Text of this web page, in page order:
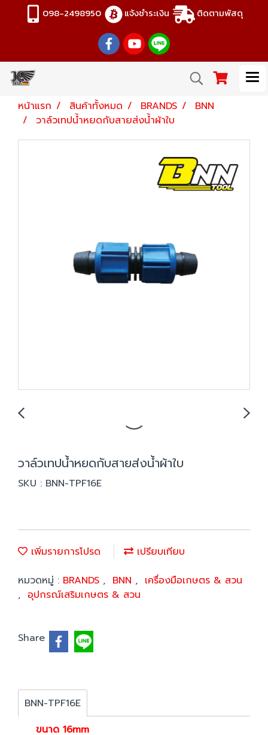
098-2498950 แจ้งชำระเงิน ติดตามพัสดุ
หน้าแรก สินค้าทั้งหมด BRANDS
BNN
วาล์วเทปน้ำหยดกับสายส่งน้ำผ้าใบ
วาล์วเทปน้ำหยดกับสายส่งน้ำผ้าใบ
SKU : BNN-TPF16E
เพิ่มรายการโปรด
เปรียบเทียบ
หมวดหมู่ : BRANDS , BNN , เครื่องมือเกษตร & สวน
, อุปกรณ์เสริมเกษตร & สวน
Share
BNN-TPF16E
ขนาด 16mm